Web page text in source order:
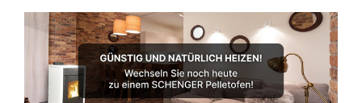
WARENKORB
PRODUCTS
SEARCH